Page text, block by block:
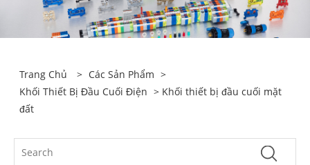
Trang Chủ > Các Sản Phẩm >
Khối Thiết Bị Đầu Cuối Điện > Khối thiết bị đầu cuối mặt
đất